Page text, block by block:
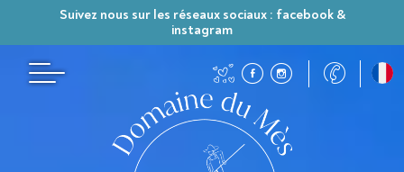
Suivez nous sur les réseaux sociaux : facebook &
instagram